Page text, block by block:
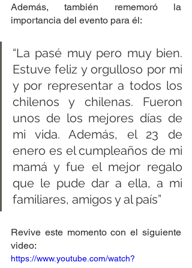
Además, también rememoró la
importancia del evento para él:
“La pasé muy pero muy bien.
Estuve feliz y orgulloso por mi
y por representar a todos los
chilenos y chilenas. Fueron
unos de los mejores días de
mi vida. Además, el 23 de
enero es el cumpleaños de mi
mamá y fue el mejor regalo
que le pude dar a ella, a mi
familiares, amigos y al país”
Revive este momento con el siguiente
video:
https://www.youtube.com/watch?